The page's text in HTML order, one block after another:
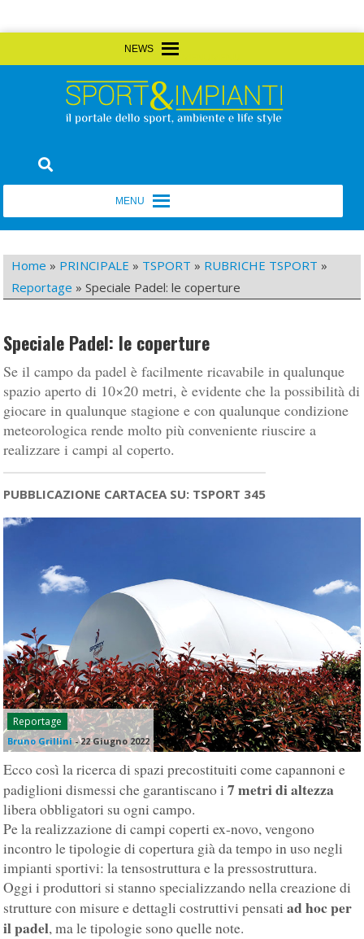
to
Sport&Impianti
Home » PRINCIPALE » TSPORT » RUBRICHE TSPORT »
Reportage »Speciale Padel: le coperture
Speciale Padel: le coperture
Se il campo da padel è facilmente ricavabile in qualunque
spazio aperto di 10×20 metri, è evidente che la possibilità di
giocare in qualunque stagione e con qualunque condizione
meteorologica rende molto più conveniente riuscire a
realizzare i campi al coperto.
PUBBLICAZIONE CARTACEA SU: TSPORT 345
Reportage
Bruno Grillini-22 Giugno 2022
Ecco così la ricerca di spazi precostituiti come capannoni e
padiglioni dismessi che garantiscano i7 metri di altezza
libera obbligatori su ogni campo.
Pe la realizzazione di campi coperti ex-novo, vengono
incontro le tipologie di copertura già da tempo in uso negli
impianti sportivi: la tensostruttura e la pressostruttura.
Oggi i produttori si stanno specializzando nella creazione di
strutture con misure e dettagli costruttivi pensatiad hoc per
il padel, ma le tipologie sono quelle note.